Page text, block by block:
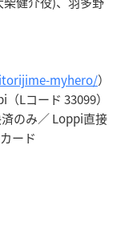
myhero/）
Lコード 33099）
のみ／ Loppi直接
ード